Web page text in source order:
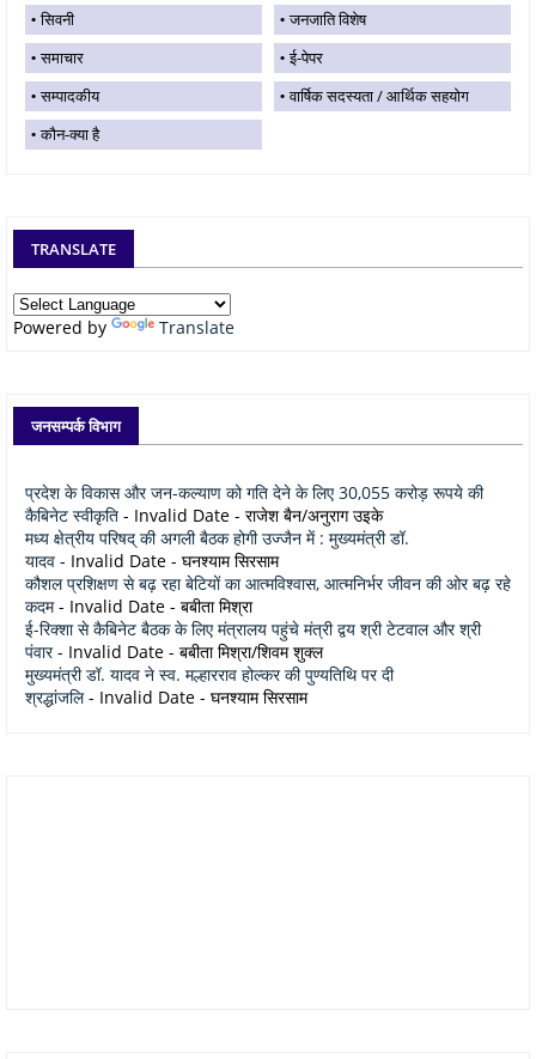
सिवनी
जनजाति विशेष
समाचार
ई-पेपर
सम्पादकीय
वार्षिक सदस्यता / आर्थिक सहयोग
कौन-क्या है
TRANSLATE
Powered by Translate
जनसम्पर्क विभाग
प्रदेश के विकास और जन-कल्याण को गति देने के लिए 30,055 करोड़ रूपये की
कैबिनेट स्वीकृति - Invalid Date - राजेश बैन/अनुराग उइके
मध्य क्षेत्रीय परिषद् की अगली बैठक होगी उज्जैन में : मुख्यमंत्री डॉ.
यादव - Invalid Date - घनश्याम सिरसाम
कौशल प्रशिक्षण से बढ़ रहा बेटियों का आत्मविश्वास, आत्मनिर्भर जीवन की ओर बढ़ रहे
कदम- Invalid Date - बबीता मिश्रा
ई-रिक्शा से कैबिनेट बैठक के लिए मंत्रालय पहुंचे मंत्री द्वय श्री टेटवाल और श्री
पंवार- Invalid Date - बबीता मिश्रा/शिवम शुक्ल
मुख्यमंत्री डॉ. यादव ने स्व. मल्हारराव होल्कर की पुण्यतिथि पर दी
श्रद्धांजलि- Invalid Date - घनश्याम सिरसाम